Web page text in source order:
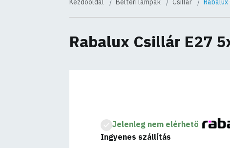
Kezdőoldal Beltéri lámpák Csillár
Rabalux Csillár E27
Jelenleg nem elérhető
Ingyenes szállítás